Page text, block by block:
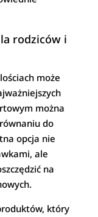
rodziców i
może
można
do
opcja nie
ale
na
który